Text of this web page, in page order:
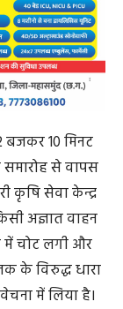
बजकर 10 मिनट
से वापस
कृषि सेवा केन्द्र
अज्ञात वाहन
में चोट लगी और
के विरुद्ध धारा
में लिया है।